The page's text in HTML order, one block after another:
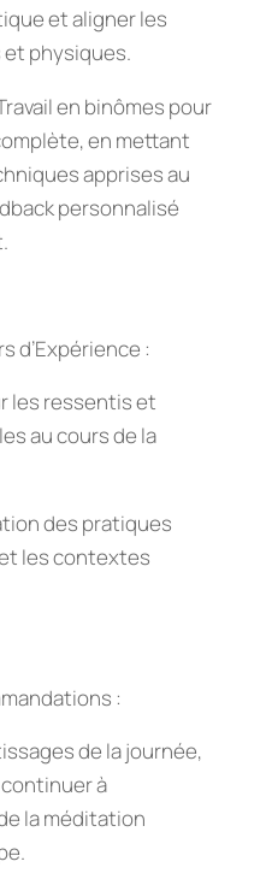
et aligner les
physiques.
en binômes pour
en mettant
apprises au
personnalisé
d’Expérience :
les ressentis et
au cours de la
des pratiques
les contextes
:
de la journée,
à
la méditation